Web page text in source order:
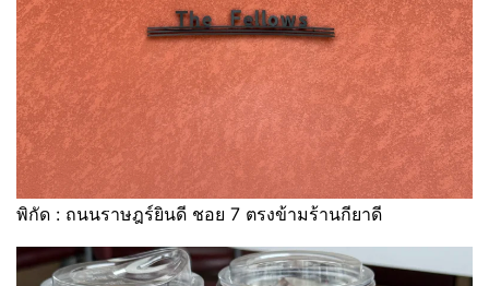
พิกัด : ถนนราษฎร์ยินดี ชอย 7 ตรงข้ามร้านกียาดี